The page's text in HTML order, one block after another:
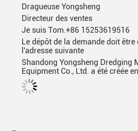
Dragueuse Yongsheng
Directeur des ventes
Je suis Tom.+86 15253619516
Le dépôt de la demande doit être
l'adresse suivante
Shandong Yongsheng Dredging
Equipment Co., Ltd. a été créée